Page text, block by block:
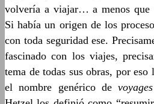
volvería a viajar… a menos que
Si había un origen de los
con toda seguridad ese.
fascinado con los viajes,
tema de todas sus obras, por
el nombre genérico de